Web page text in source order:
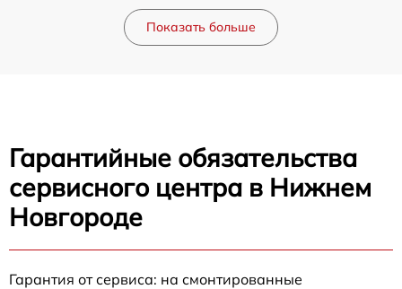
Показать больше
Гарантийные обязательства
сервисного центра в Нижнем
Новгороде
Гарантия от сервиса: на смонтированные